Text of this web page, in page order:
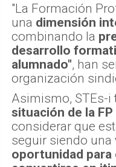
"La Formación
una dimensión
combinando la
desarrollo
alumnado", han
organización
Asimismo, STEs-i
situación de la
considerar que
seguir siendo una
oportunidad para